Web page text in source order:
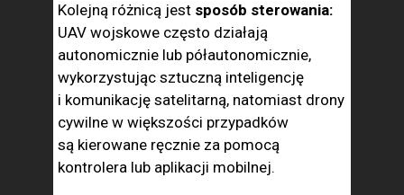
Kolejną różnicą jest sposób sterowania:
UAV wojskowe często działają
autonomicznie lub półautonomicznie,
wykorzystując sztuczną inteligencję
i komunikację satelitarną, natomiast drony
cywilne w większości przypadków
są kierowane ręcznie za pomocą
kontrolera lub aplikacji mobilnej.